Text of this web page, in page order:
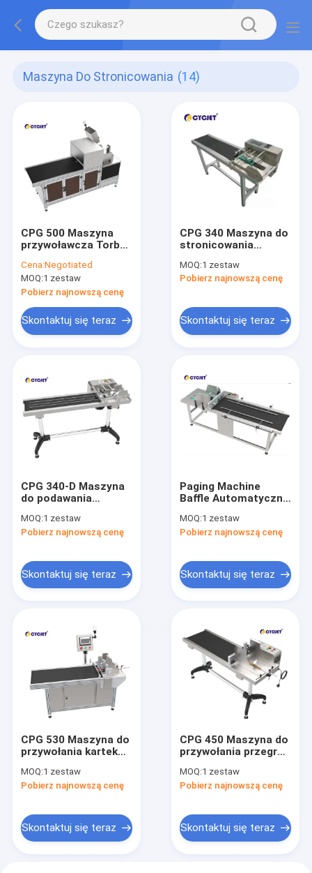
Maszyna Do Stronicowania (14)
CPG 500 Maszyna
przywoławcza Torby
kart Automatyczny
podajnik przenośnika
Cena:Negotiated
MOQ:1 zestaw
Pobierz najnowszą cenę
Skontaktuj się teraz
CPG 340 Maszyna do
stronicowania
stronicowania tarcia
Maszyna do
Maszyna do
podawania papieru
MOQ:1 zestaw
Pobierz najnowszą cenę
Skontaktuj się teraz
CPG 340-D Maszyna
do podawania
spożywczego
Elektryczna maszyna
MOQ:1 zestaw
Pobierz najnowszą cenę
Skontaktuj się teraz
Paging Machine
Baffle Automatyczny
600 Kartonowa
maszyna do
MOQ:1 zestaw
Pobierz najnowszą cenę
Skontaktuj się teraz
CPG 530 Maszyna do
przywołania kartek
Maszyna do
podawania
MOQ:1 zestaw
Pobierz najnowszą cenę
Skontaktuj się teraz
CPG 450 Maszyna do
przywołania przegród
podajnika papieru do
paginacji
MOQ:1 zestaw
Pobierz najnowszą cenę
Skontaktuj się teraz